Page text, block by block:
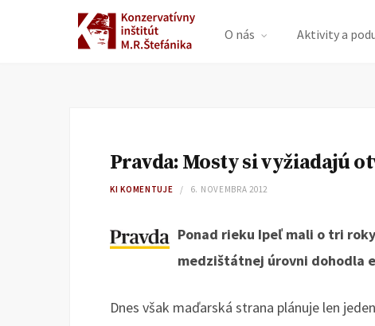
O nás Aktivity a
Pravda: Mosty si vyžiadajú
KI KOMENTUJE 6. NOVEMBRA 2012
Ponad rieku Ipeľ mali o tri
medzištátnej úrovni dohodla
Dnes však maďarská strana plánuje len